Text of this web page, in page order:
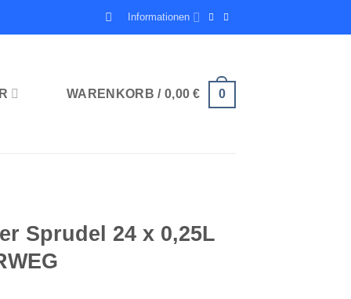
Informationen
WARENKORB / 0,00€ 0
Sprudel 24 x 0,25L